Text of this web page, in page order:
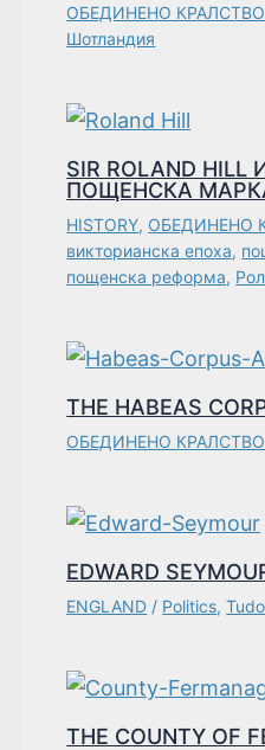
ОБЕДИНЕНО КРАЛСТВО
Шотландия
SIR ROLAND
ПОЩЕНСКА
HISTORY, ОБЕДИНЕНО
викторианска епоха,
пощенска реформа,
THE HABEAS
ОБЕДИНЕНО КРАЛСТВО
EDWARD
ENGLAND / Politics,
THE COUNTY OF